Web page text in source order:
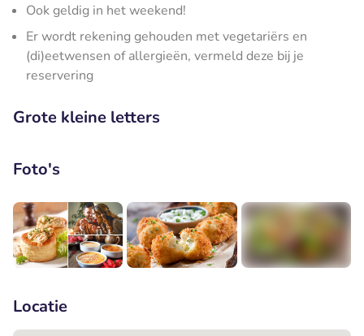
Ook geldig in het weekend!
Er wordt rekening gehouden met vegetariërs en
(di)eetwensen of allergieën, vermeld deze bij je
reservering
Grote kleine letters
Foto's
Locatie